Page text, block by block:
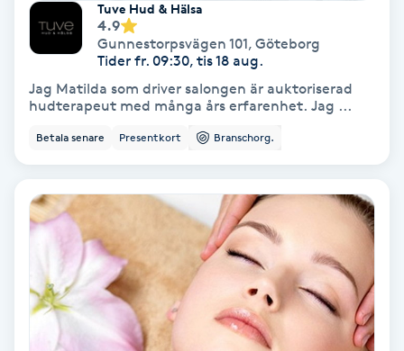
Fotsvamp
Fransfärgning
Fransförlängning
Fransförlängning Megavolym
Tuve Hud & Hälsa
4.9
Gunnestorpsvägen 101, Göteborg
Tider fr. 09:30, tis 18 aug.
Jag Matilda som driver salongen är auktoriserad
hudterapeut med många års erfarenhet. Jag ...
Betala senare Presentkort Branschorg.